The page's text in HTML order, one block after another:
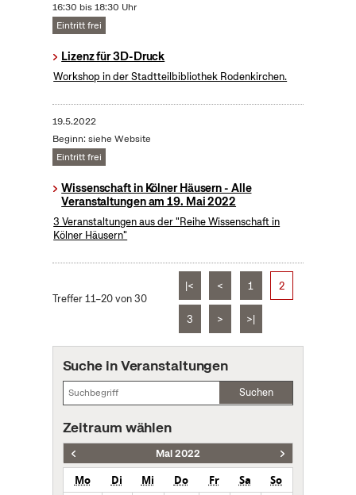
16:30 bis 18:30 Uhr
Eintritt frei
Lizenz für 3D-Druck
Workshop in der Stadtteilbibliothek Rodenkirchen.
19.5.2022
Beginn: siehe Website
Eintritt frei
Wissenschaft in Kölner Häusern - Alle
Veranstaltungen am 19. Mai 2022
3 Veranstaltungen aus der "Reihe Wissenschaft in
Kölner Häusern"
Treffer 11–20 von 30
|< < 1 2
3 > >|
Suche in Veranstaltungen
Suchen
Zeitraum wählen
Mai 2022
Mo Di Mi Do Fr Sa
So